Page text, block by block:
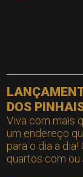
DOS
Viva com mais
um endereço
para o dia a
quartos com ou